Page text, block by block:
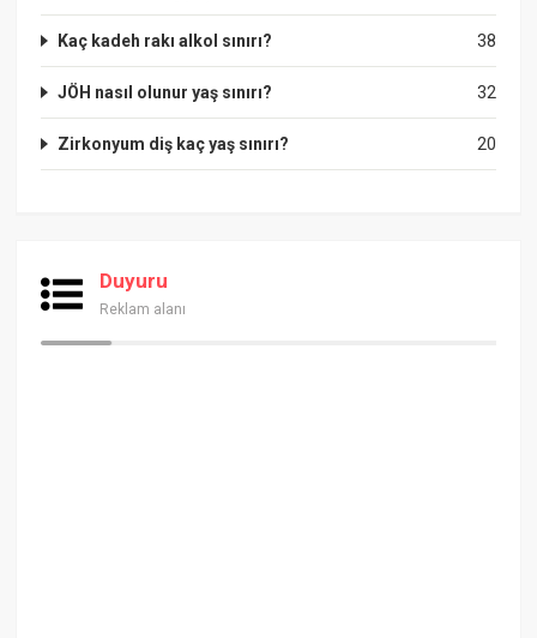
38
Kaç kadeh rakı alkol sınırı?
32
JÖH nasıl olunur yaş sınırı?
20
Zirkonyum diş kaç yaş sınırı?
Duyuru
Reklam alanı